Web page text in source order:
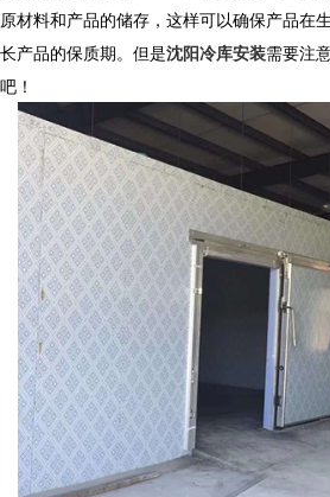
原材料和产品的储存，这样可以确保产品在
长产品的保质期。但是沈阳冷库安装需要注
吧！